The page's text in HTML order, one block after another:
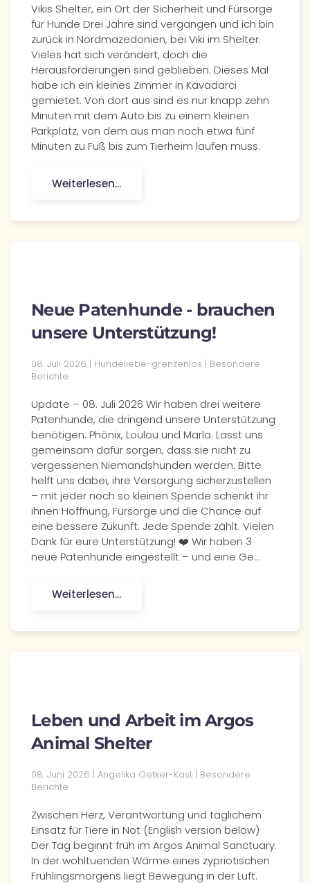
Vikis Shelter, ein Ort der Sicherheit und Fürsorge
für Hunde Drei Jahre sind vergangen und ich bin
zurück in Nordmazedonien, bei Viki im Shelter.
Vieles hat sich verändert, doch die
Herausforderungen sind geblieben. Dieses Mal
habe ich ein kleines Zimmer in Kavadarci
gemietet. Von dort aus sind es nur knapp zehn
Minuten mit dem Auto bis zu einem kleinen
Parkplatz, von dem aus man noch etwa fünf
Minuten zu Fuß bis zum Tierheim laufen muss.
Weiterlesen...
Neue Patenhunde - brauchen
unsere Unterstützung!
08. Juli 2026 | Hundeliebe-grenzenlos | Besondere
Berichte
Update – 08. Juli 2026 Wir haben drei weitere
Patenhunde, die dringend unsere Unterstützung
benötigen: Phönix, Loulou und Marla. Lasst uns
gemeinsam dafür sorgen, dass sie nicht zu
vergessenen Niemandshunden werden. Bitte
helft uns dabei, ihre Versorgung sicherzustellen
– mit jeder noch so kleinen Spende schenkt ihr
ihnen Hoffnung, Fürsorge und die Chance auf
eine bessere Zukunft. Jede Spende zählt. Vielen
Dank für eure Unterstützung! ❤️ Wir haben 3
neue Patenhunde eingestellt – und eine Ge…
Weiterlesen...
Leben und Arbeit im Argos
Animal Shelter
08. Juni 2026 | Angelika Oetker-Kast | Besondere
Berichte
Zwischen Herz, Verantwortung und täglichem
Einsatz für Tiere in Not (English version below)
Der Tag beginnt früh im Argos Animal Sanctuary.
In der wohltuenden Wärme eines zypriotischen
Frühlingsmorgens liegt Bewegung in der Luft.